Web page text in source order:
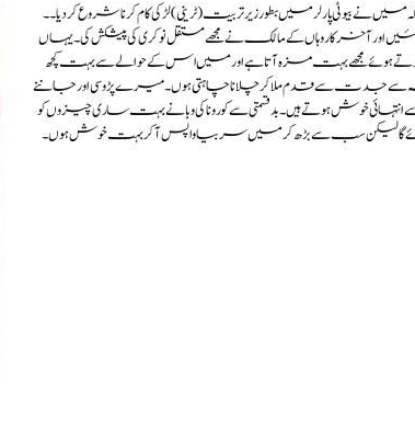
پارلر میں بطور زیر تربیت (ٹرینی) لڑکی کام کرنا شروع کردیا ۔۔
آخر کار وہاں کے مالک نے مجھے مستقل نوکری کی پیشکش کی۔ یہاں
مجھے بہت مزہ آتا ہے اور میں اس کے حوالے سے بہت کچھ
سے جدت سے قدم ملاکر چلاناچاہتی ہوں۔میرے پڑوسی اور جاننے
خوش ہوتے ہیں ۔بدقسمتی سے کورونا کی وبا نے بہت ساری چیزوں کو
گا لیکن سب سے بڑھ کر میں سربیا واپس آکر بہت خوش ہوں۔